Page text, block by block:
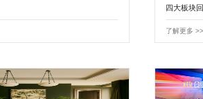
四大板块
了解更多